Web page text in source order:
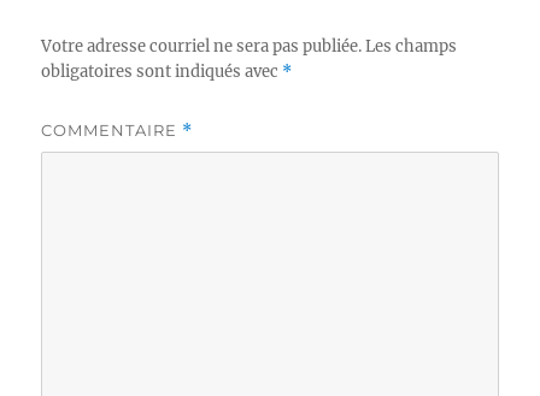
Votre adresse courriel ne sera pas publiée. Les champs
obligatoires sont indiqués avec *
COMMENTAIRE *